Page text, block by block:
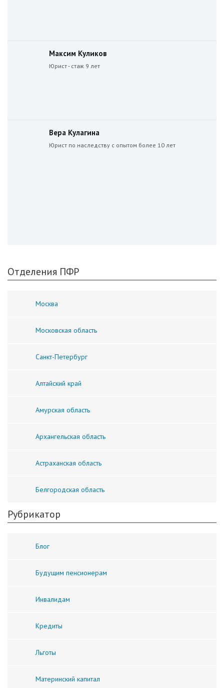
Максим Куликов
Юрист - стаж 9 лет
Вера Кулагина
Юрист по наследству с опытом более 10 лет
Отделения ПФР
Москва
Московская область
Санкт-Петербург
Алтайский край
Амурская область
Архангельская область
Астраханская область
Белгородская область
Рубрикатор
Блог
Будущим пенсионерам
Инвалидам
Кредиты
Льготы
Материнский капитал